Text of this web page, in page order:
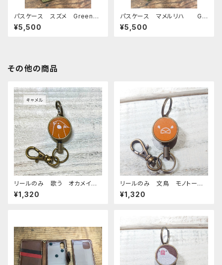
パスケース スズメ Green
グリーン 雀 すずめ 栃木レ
ザー
¥5,500
パスケース マメルリハ Gr
een グリーン まめるりは
栃木レザー
¥5,500
その他の商品
リールのみ 歌う オカメイン
コ モノトーン キャメル おか
めいんこ
¥1,320
リールのみ 文鳥 モノトー
ン キャメル ぶんちょう ブン
チョウ
¥1,320